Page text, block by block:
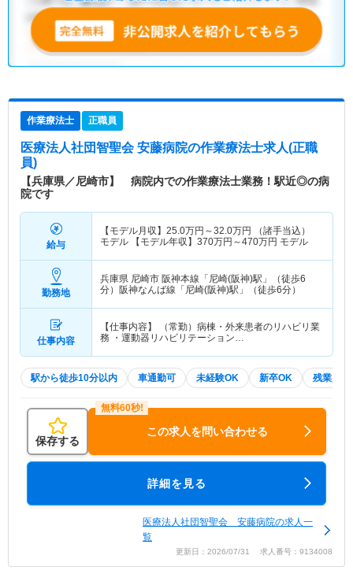
作業療法士 正職員
医療法人社団智聖会 安藤病院の作業療法士求人(正職
員)
【兵庫県／尼崎市】 病院内での作業療法士業務！駅近◎の病
院です
給与
【モデル月収】 25.0万円～32.0万円
（諸手当込）
モデル 【モデル年収】 370万円～470万円 モデル
勤務地
兵庫県 尼崎市 阪神本線「尼崎(阪神)駅」（徒歩6
分）阪神なんば線「尼崎(阪神)駅」（徒歩6分）
仕事内容
【仕事内容】 （常勤）病棟・外来患者のリハビリ業
務 ・運動器リハビリテーション…
駅から徒歩10分以内 車通勤可 未経験OK 新卒OK 残業少な
保存する
この求人を問い合わせる
詳細を見る
医療法人社団智聖会 安藤病院の求人一
覧
更新日：2026/07/31 求人番号：9134008